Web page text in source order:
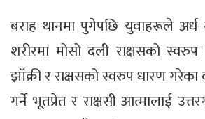
बराह थानमा पुगेपछि युवाहरूले अर्ध
शरीरमा मोसो दली राक्षसको
झाँक्री र राक्षसको स्वरुप धारण गरेका
गर्ने भूतप्रेत र राक्षसी आत्मालाई